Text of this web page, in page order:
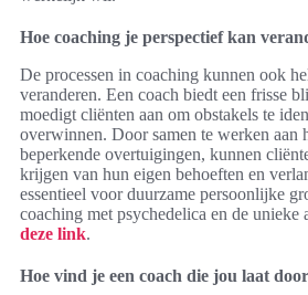
Hoe coaching je perspectief kan
De processen in coaching kunnen ook
veranderen. Een coach biedt een frisse
moedigt cliënten aan om obstakels te
overwinnen. Door samen te werken aan
beperkende overtuigingen, kunnen
krijgen van hun eigen behoeften en
essentieel voor duurzame persoonlijke
coaching met psychedelica en de
deze link.
Hoe vind je een coach die jou laat